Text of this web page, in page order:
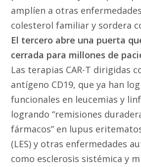
amplíen a otras
colesterol familiar y sordera
El tercero abre una puerta
cerrada para millones de
Las terapias CAR-T dirigidas
antígeno CD19, que ya han
funcionales en leucemias y
logrando “remisiones
fármacos” en lupus
(LES) y otras enfermedades
como esclerosis sistémica y